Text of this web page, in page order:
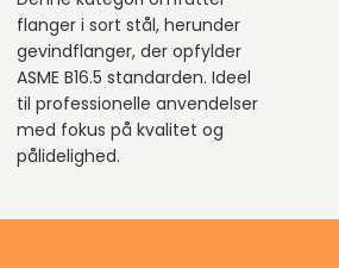
flanger i sort stål, herunder
gevindflanger, der opfylder
ASME B16.5 standarden. Ideel
til professionelle anvendelser
med fokus på kvalitet og
pålidelighed.